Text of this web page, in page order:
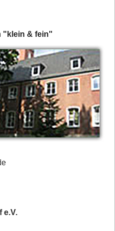
"klein & fein"
e.V.